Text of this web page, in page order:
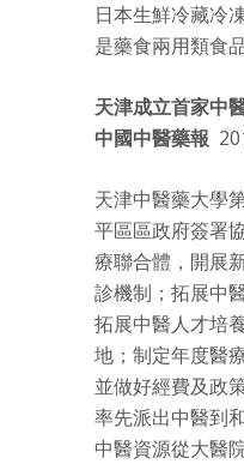
日本生鮮冷藏冷
是藥食兩用類食
天津成立首家中
中國中醫藥報
天津中醫藥大學
平區區政府簽署
療聯合體，開展
診機制；拓展中
拓展中醫人才培
地；制定年度醫
並做好經費及政
率先派出中醫到
中醫資源從大醫